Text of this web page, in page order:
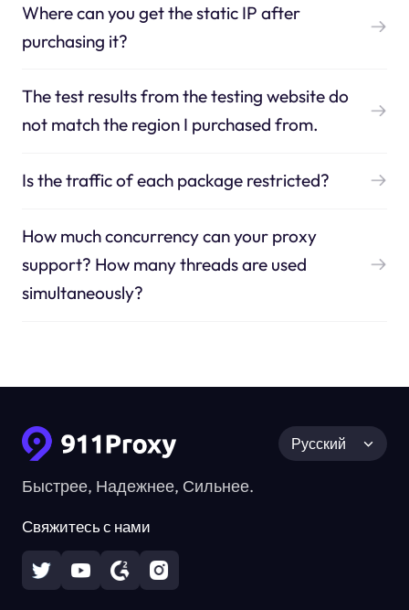
Where can you get the static IP after
purchasing it?
The test results from the testing website do
not match the region I purchased from.
Is the traffic of each package restricted?
How much concurrency can your proxy
support? How many threads are used
simultaneously?
Быстрее, Надежнее, Сильнее.
Свяжитесь с нами
Русский